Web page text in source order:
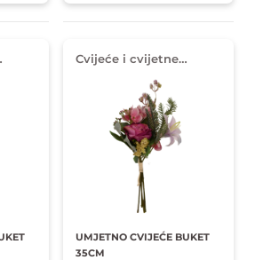
Cvijeće i cvijetne
UMJETNO CVIJEĆE BUKET
35CM